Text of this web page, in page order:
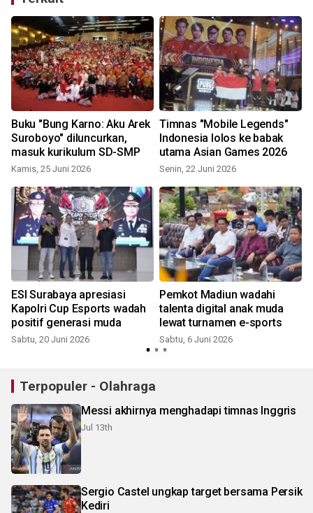
Buku "Bung Karno: Aku Arek
Suroboyo" diluncurkan,
masuk kurikulum SD-SMP
Kamis, 25 Juni 2026
Timnas "Mobile Legends"
Indonesia lolos ke babak
utama Asian Games 2026
Senin, 22 Juni 2026
ESI Surabaya apresiasi
Kapolri Cup Esports wadah
positif generasi muda
Sabtu, 20 Juni 2026
Pemkot Madiun wadahi
talenta digital anak muda
lewat turnamen e-sports
Sabtu, 6 Juni 2026
Terpopuler - Olahraga
Messi akhirnya menghadapi timnas Inggris
Jul 13th
Sergio Castel ungkap target bersama Persik
Kediri